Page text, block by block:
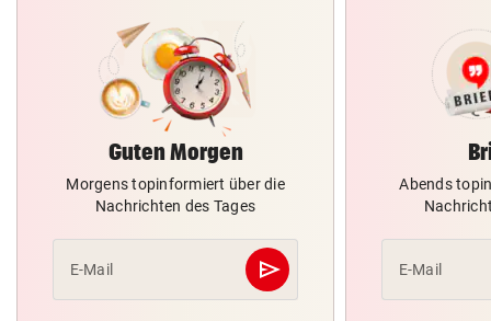
Guten Morgen
Morgens topinformiert über die
Nachrichten des Tages
E-Mail send
Abschicken
Abends
E-Mail